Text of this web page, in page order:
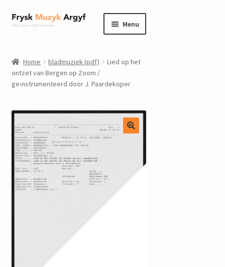
Ga
door
navigatie
Ga
naar
inhoud
Menu
informatie
uitvouwen
uitvouwen
Componisten
nieuws
events
Home bladmuziek (pdf)
Lied op het
ontzet van Bergen op Zoom /
ge‹nstrumenteerd door J. Paardekoper